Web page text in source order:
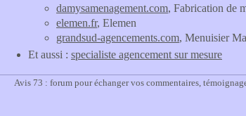
damysamenagement.com, Fabrication de
elemen.fr, Elemen
grandsud-agencements.com, Menuisier
Et aussi : specialiste agencement sur mesure
Avis 73 : forum pour échanger vos commentaires,